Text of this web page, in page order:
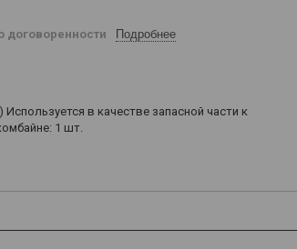
договоренности Подробнее
в качестве запасной части к
1 шт.